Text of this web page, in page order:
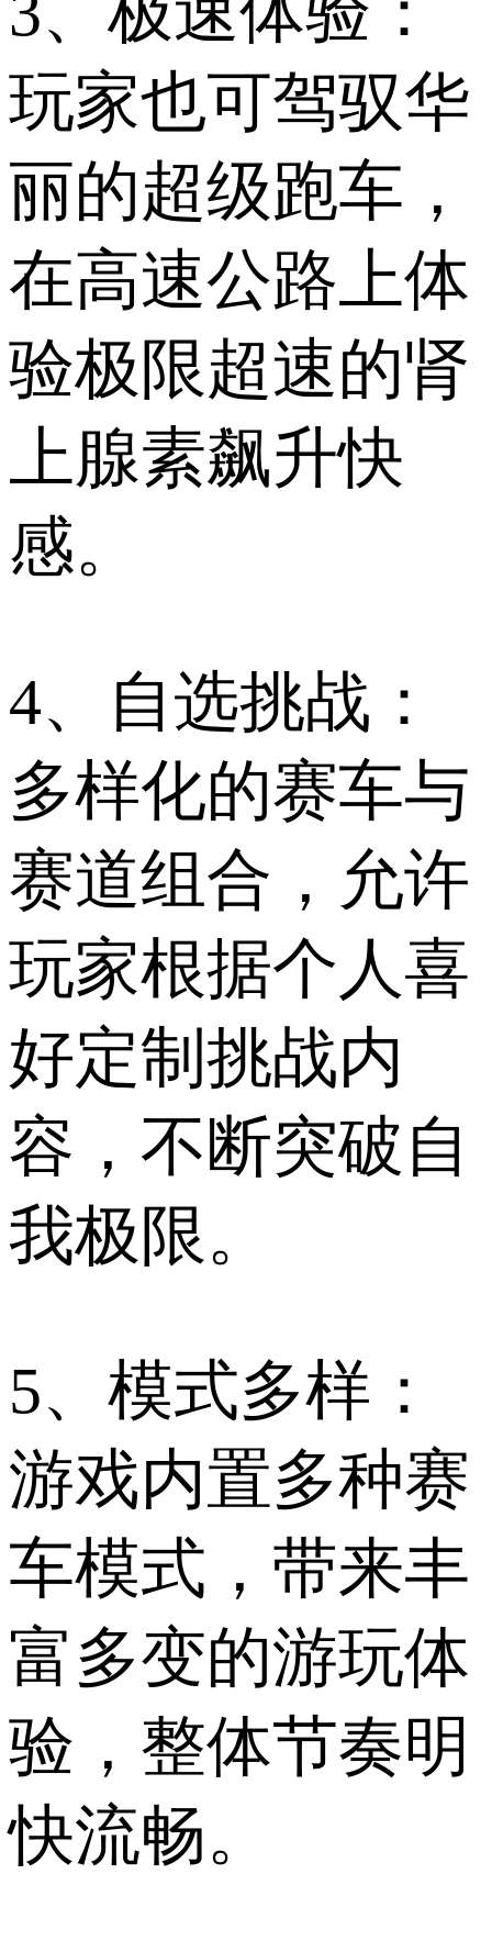
玩家也可驾驭华
丽的超级跑车，
在高速公路上体
验极限超速的肾
上腺素飙升快
感。
4、自选挑战：
多样化的赛车与
赛道组合，允许
玩家根据个人喜
好定制挑战内
容，不断突破自
我极限。
5、模式多样：
游戏内置多种赛
车模式，带来丰
富多变的游玩体
验，整体节奏明
快流畅。